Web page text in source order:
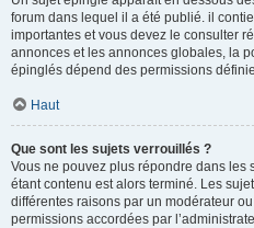
forum dans lequel il a été publié. il
importantes et vous devez le consulter
annonces et les annonces globales, la
épinglés dépend des permissions
Haut
Que sont les sujets verrouillés ?
Vous ne pouvez plus répondre dans les
étant contenu est alors terminé. Les
différentes raisons par un modérateur
permissions accordées par